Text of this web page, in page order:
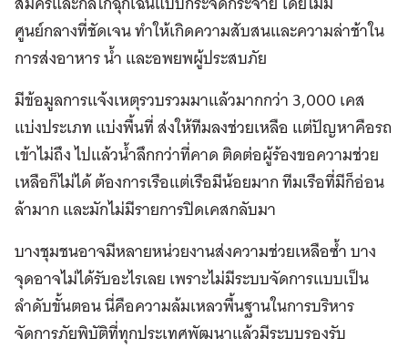
ศูนย์กลางที่ชัดเจน ทำให้เกิดความสับสนและความล่าช้าใน
การส่งอาหาร น้ำ และอพยพผู้ประสบภัย
มีข้อมูลการแจ้งเหตุรวบรวมมาแล้วมากกว่า 3,000 เคส
แบ่งประเภท แบ่งพื้นที่ ส่งให้ทีมลงช่วยเหลือ แต่ปัญหาคือรถ
เข้าไม่ถึง ไปแล้วน้ำลึกกว่าที่คาด ติดต่อผู้ร้องขอความช่วย
เหลือก็ไม่ได้ ต้องการเรือแต่เรือมีน้อยมาก ทีมเรือที่มีก็อ่อน
ล้ามาก และมักไม่มีรายการปิดเคสกลับมา
บางชุมชนอาจมีหลายหน่วยงานส่งความช่วยเหลือซ้ำ บาง
จุดอาจไม่ได้รับอะไรเลย เพราะไม่มีระบบจัดการแบบเป็น
ลำดับขั้นตอน นี่คือความล้มเหลวพื้นฐานในการบริหาร
จัดการภัยพิบัติที่ทุกประเทศพัฒนาแล้วมีระบบรองรับ